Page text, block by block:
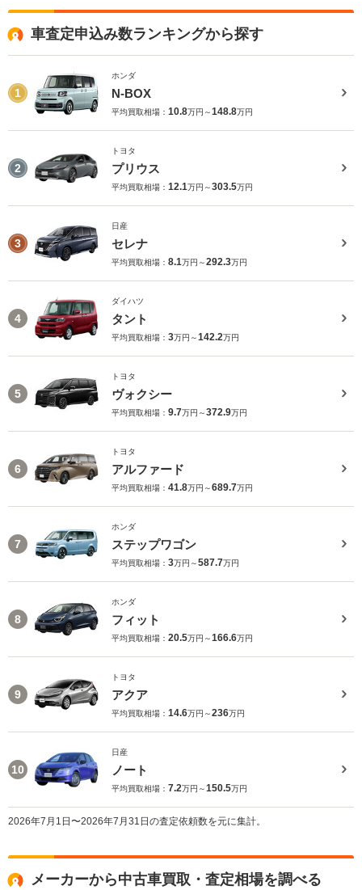
車査定申込み数ランキングから探す
1
ホンダ
N-BOX
平均買取相場： 10.8万円～148.8万円
2
トヨタ
プリウス
平均買取相場： 12.1万円～303.5万円
3
日産
セレナ
平均買取相場： 8.1万円～292.3万円
4
ダイハツ
タント
平均買取相場： 3万円～142.2万円
5
トヨタ
ヴォクシー
平均買取相場： 9.7万円～372.9万円
6
トヨタ
アルファード
平均買取相場： 41.8万円～689.7万円
7
ホンダ
ステップワゴン
平均買取相場： 3万円～587.7万円
8
ホンダ
フィット
平均買取相場： 20.5万円～166.6万円
9
トヨタ
アクア
平均買取相場： 14.6万円～236万円
10
日産
ノート
平均買取相場： 7.2万円～150.5万円
2026年7月1日〜2026年7月31日の査定依頼数を元に集計。
メーカーから中古車買取・査定相場を調べる